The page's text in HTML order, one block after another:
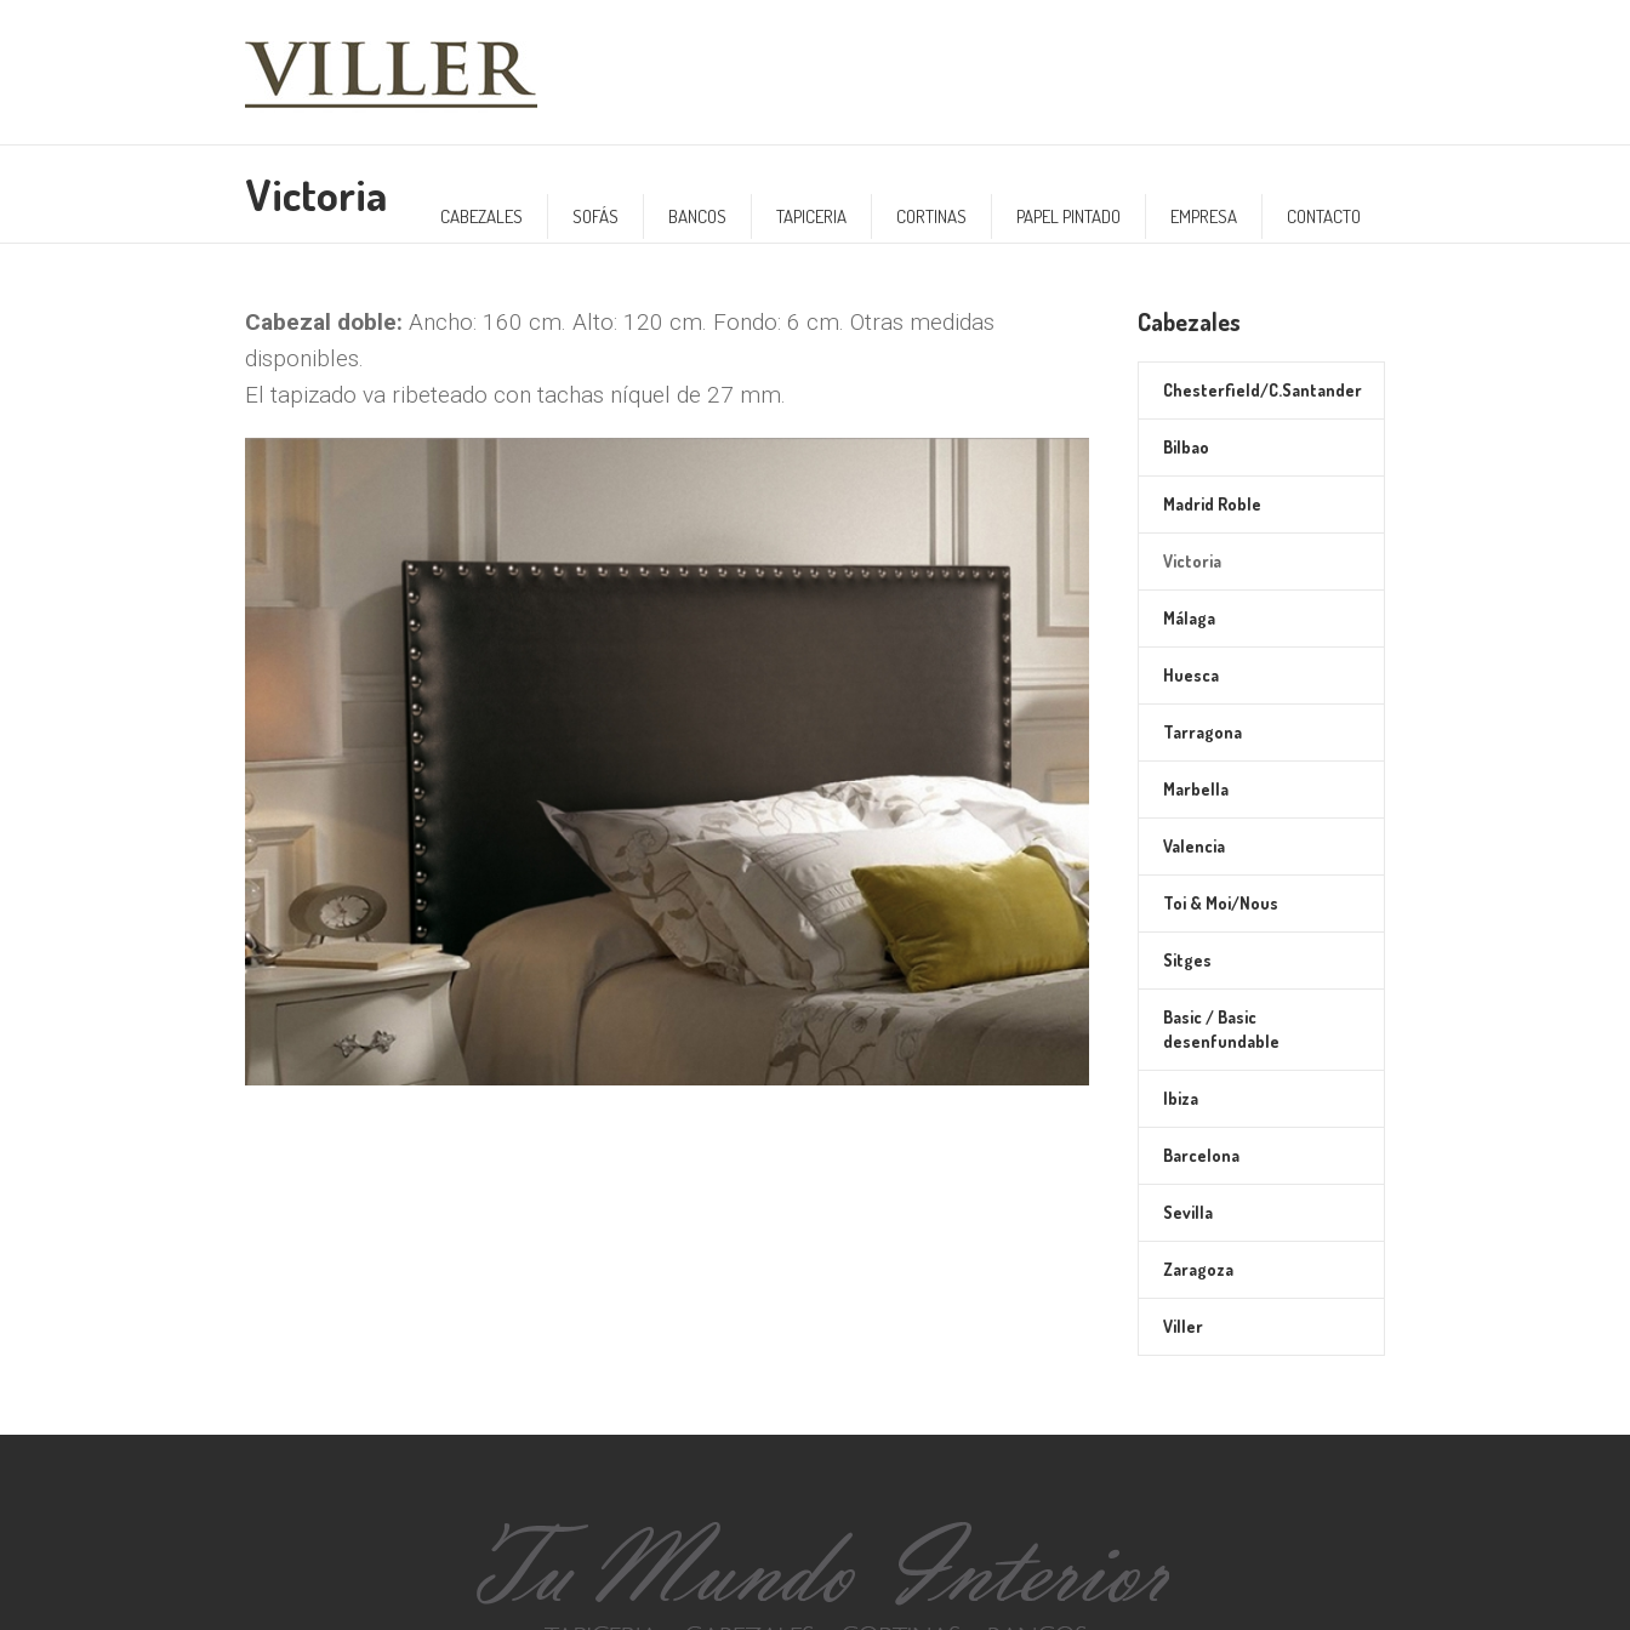
CABEZALES SOFÁS BANCOS TAPICERIA CORTINAS PAPEL PINTADO EMPRESA CONTACTO
Victoria
Cabezal doble: Ancho: 160 cm. Alto: 120 cm. Fondo: 6 cm. Otras medidas
disponibles.
El tapizado va ribeteado con tachas níquel de 27 mm.
Cabezales
Chesterfield/C.Santander
Bilbao
Madrid Roble
Victoria
Málaga
Huesca
Tarragona
Marbella
Valencia
Toi & Moi/Nous
Sitges
Basic / Basic
desenfundable
Ibiza
Barcelona
Sevilla
Zaragoza
Viller